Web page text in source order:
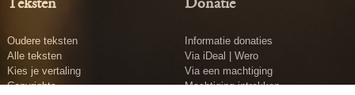
Teksten
Oudere teksten
Alle teksten
Kies je vertaling
Copyrights
Donatie
Informatie donaties
Via iDeal | Wero
Via een machtiging
Machtiging intrekken